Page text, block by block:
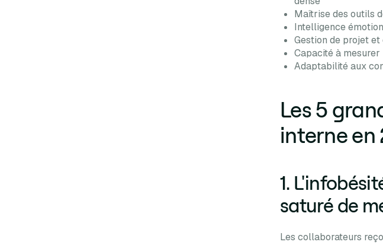
Maîtrise des outils
Intelligence
Gestion de projet
Capacité à
Adaptabilité aux
Les 5
interne en
1.
saturé de
Les collaborateurs